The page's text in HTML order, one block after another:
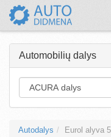
Automobilių dalys
Autodalys Eurol alyva